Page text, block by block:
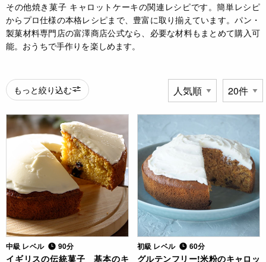
その他焼き菓子 キャロットケーキの関連レシピです。簡単レシピ
からプロ仕様の本格レシピまで、豊富に取り揃えています。パン・
製菓材料専門店の富澤商店公式なら、必要な材料もまとめて購入可
能。おうちで手作りを楽しめます。
もっと絞り込む
中級 レベル 90分
イギリスの伝統菓子 基本のキ
初級 レベル 60分
グルテンフリー!米粉のキャロッ